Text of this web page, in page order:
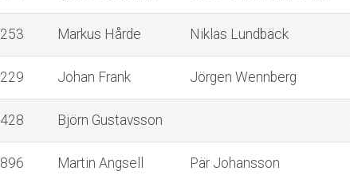
253 Markus Hårde Niklas Lundbäck
229 Johan Frank Jörgen Wennberg
428 Björn Gustavsson
896 Martin Angsell Pär Johansson